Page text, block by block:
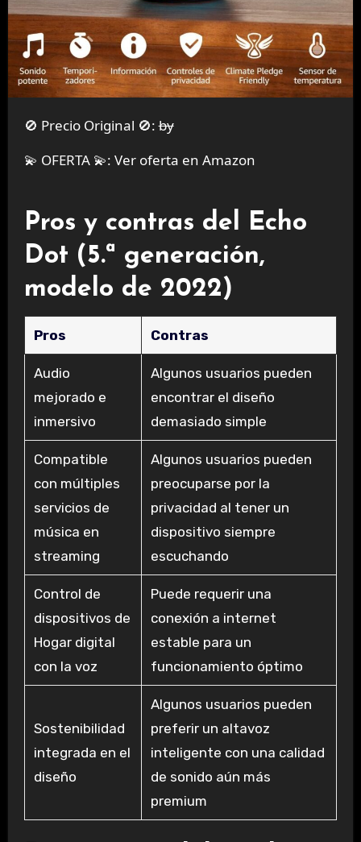
🚫 Precio Original 🚫:by
💫 OFERTA 💫: Ver oferta en Amazon
Pros y contras del Echo
Dot (5.ª generación,
modelo de 2022)
Pros Contras
Audio
mejorado e
inmersivo
Algunos usuarios pueden
encontrar el diseño
demasiado simple
Compatible
con múltiples
servicios de
música en
streaming
Algunos usuarios pueden
preocuparse por la
privacidad al tener un
dispositivo siempre
escuchando
Control de
dispositivos de
Hogar digital
con la voz
Puede requerir una
conexión a internet
estable para un
funcionamiento óptimo
Sostenibilidad
integrada en el
diseño
Algunos usuarios pueden
preferir un altavoz
inteligente con una calidad
de sonido aún más
premium